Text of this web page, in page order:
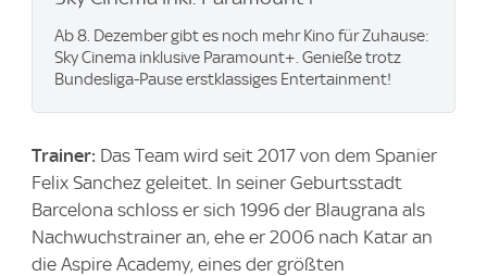
Ab 8. Dezember gibt es noch mehr Kino für Zuhause:
Sky Cinema inklusive Paramount+. Genieße trotz
Bundesliga-Pause erstklassiges Entertainment!
Trainer: Das Team wird seit 2017 von dem Spanier
Felix Sanchez geleitet. In seiner Geburtsstadt
Barcelona schloss er sich 1996 der Blaugrana als
Nachwuchstrainer an, ehe er 2006 nach Katar an
die Aspire Academy, eines der größten